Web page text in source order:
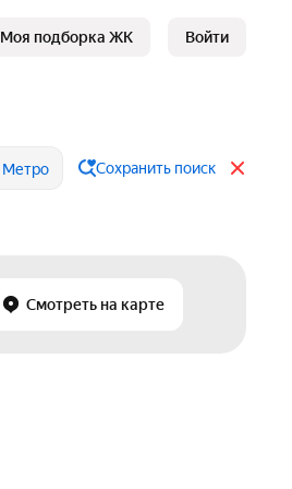
Моя подборка ЖК Войти
Метро Сохранить поиск
Смотреть на карте